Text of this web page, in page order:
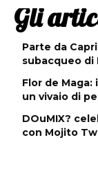
Gli
Parte da
subacqueo di
Flor de
un vivaio di
DOuMIX?
con Mojito